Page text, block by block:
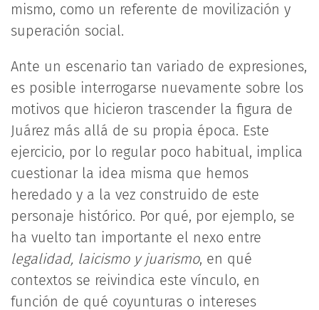
mismo, como un referente de movilización y
superación social.
Ante un escenario tan variado de expresiones,
es posible interrogarse nuevamente sobre los
motivos que hicieron trascender la figura de
Juárez más allá de su propia época. Este
ejercicio, por lo regular poco habitual, implica
cuestionar la idea misma que hemos
heredado y a la vez construido de este
personaje histórico. Por qué, por ejemplo, se
ha vuelto tan importante el nexo entre
legalidad, laicismo y juarismo, en qué
contextos se reivindica este vínculo, en
función de qué coyunturas o intereses